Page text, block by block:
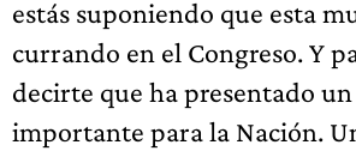
estás suponiendo que esta
currando en el Congreso. Y
decirte que ha presentado
importante para la Nación.